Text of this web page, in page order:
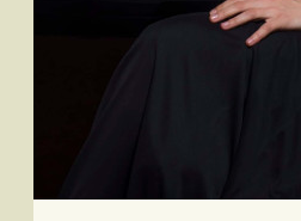
Small Talk
Blog